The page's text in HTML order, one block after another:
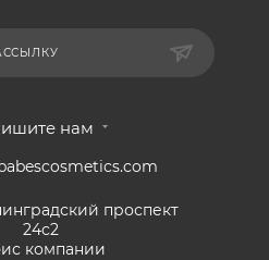
нам
проспект
24с2
компании